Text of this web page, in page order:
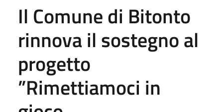
Il Comune di Bitonto
rinnova il sostegno al
progetto
”Rimettiamoci in